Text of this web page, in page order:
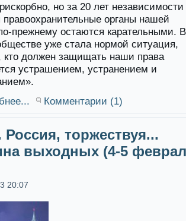
но за 20 лет независимости
правоохранительные органы нашей
прежнему остаются карательными. В
уже стала нормой ситуация,
кто должен защищать наши права
устрашением, устранением и
Комментарии (1)
торжествуя...
выходных (4-5
20:07